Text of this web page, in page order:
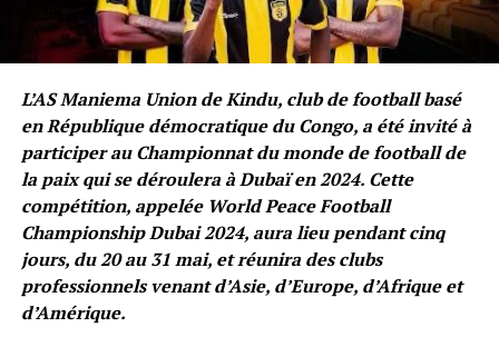
L’AS Maniema Union de Kindu, club de football basé
en République démocratique du Congo, a été invité à
participer au Championnat du monde de football de
la paix qui se déroulera à Dubaï en 2024. Cette
compétition, appelée World Peace Football
Championship Dubai 2024, aura lieu pendant cinq
jours, du 20 au 31 mai, et réunira des clubs
professionnels venant d’Asie, d’Europe, d’Afrique et
d’Amérique.